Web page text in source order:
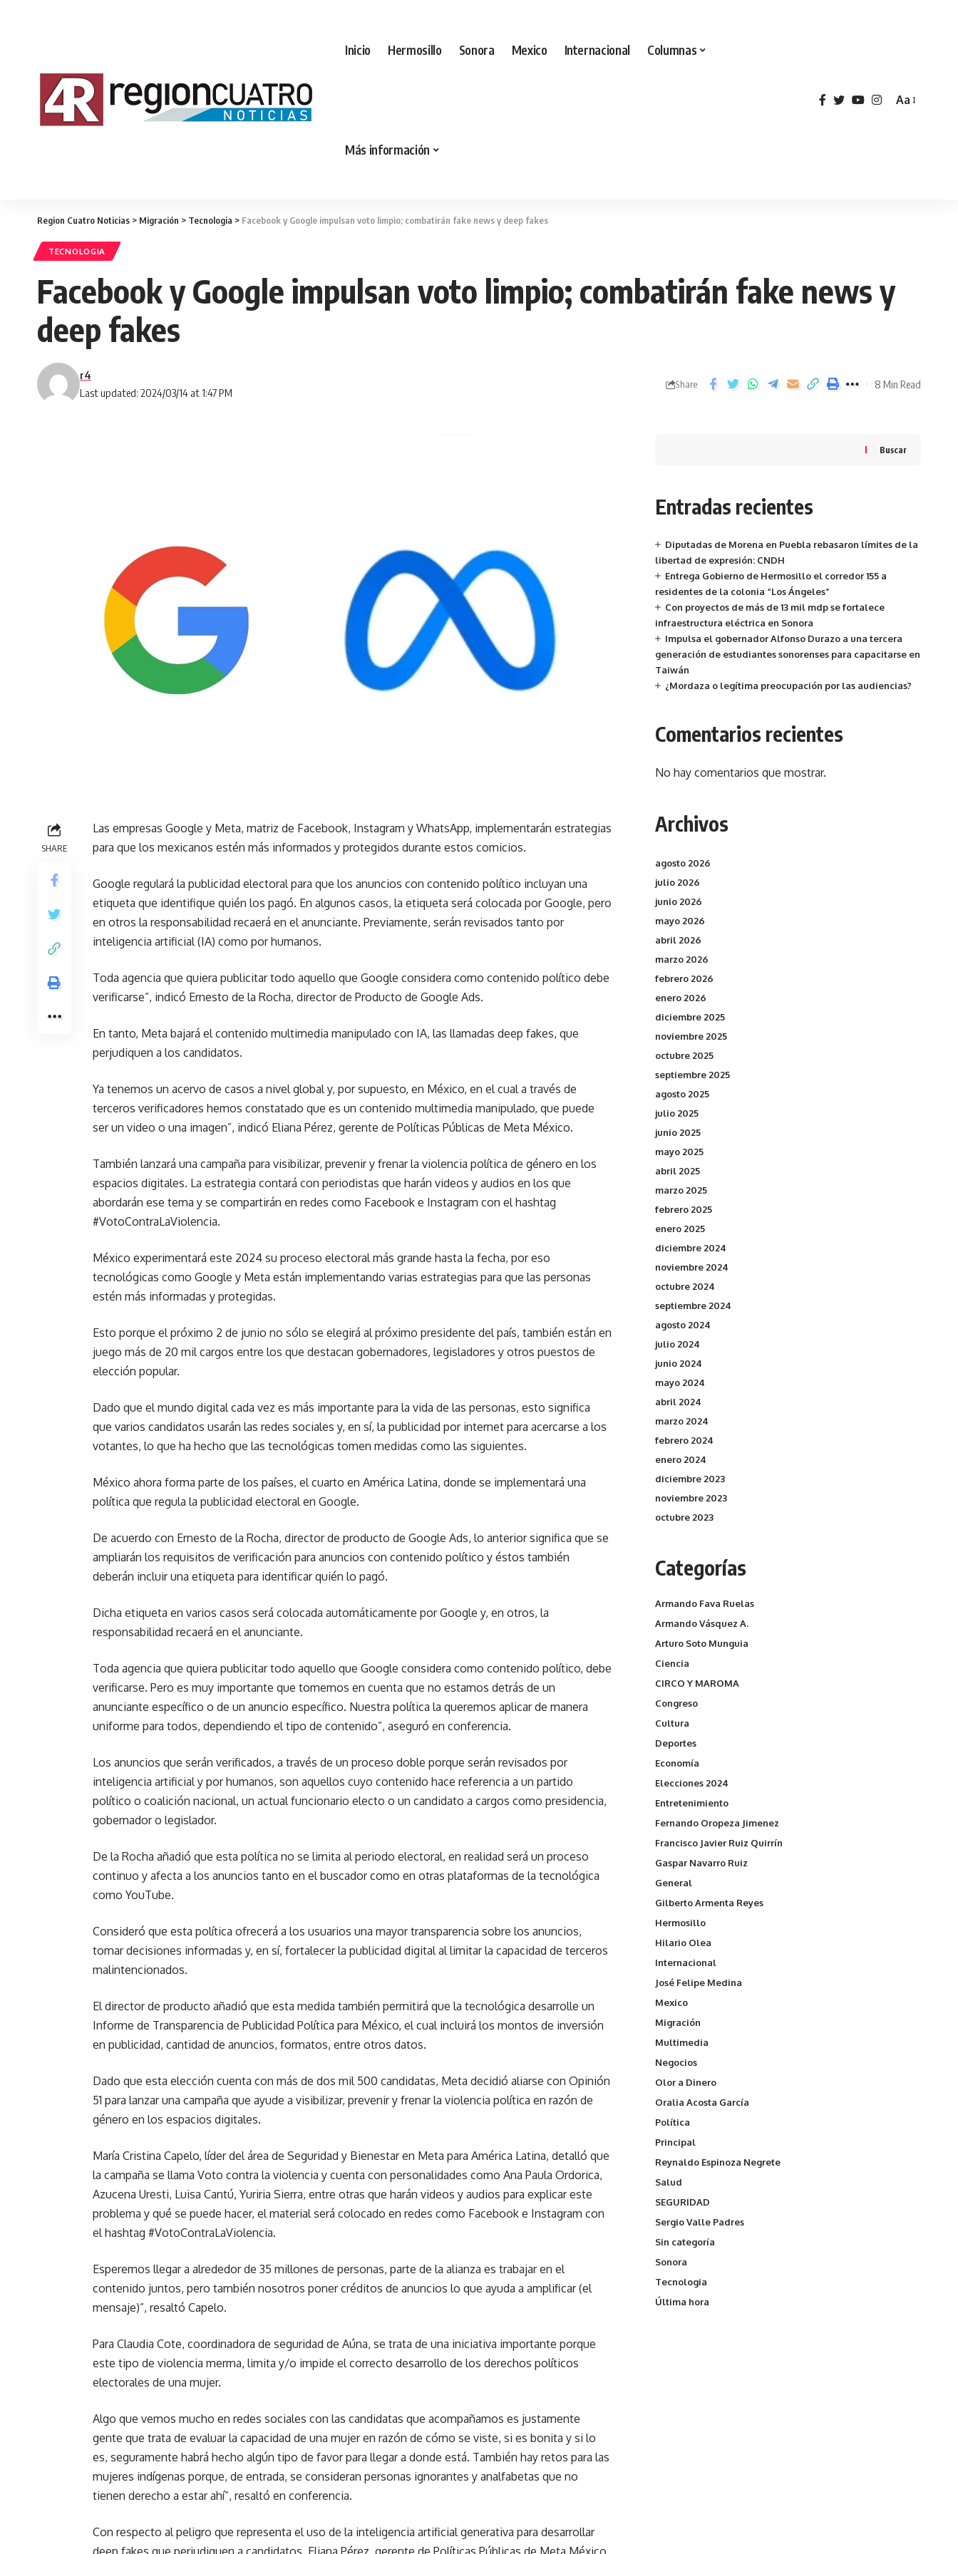
Inicio Hermosillo Sonora Mexico Internacional Columnas
Más información
Aa
Region Cuatro Noticias > Migración > Tecnologia > Facebook y Google impulsan voto limpio; combatirán fake news y deep fakes
TECNOLOGIA
Facebook y Google impulsan voto limpio; combatirán fake news y
deep fakes
Last updated: 2024/03/14 at 1:47 PM
r4
Share 8 Min Read
SHARE
Las empresas Google y Meta, matriz de Facebook, Instagram y WhatsApp, implementarán estrategias
para que los mexicanos estén más informados y protegidos durante estos comicios.
Google regulará la publicidad electoral para que los anuncios con contenido político incluyan una
etiqueta que identifique quién los pagó. En algunos casos, la etiqueta será colocada por Google, pero
en otros la responsabilidad recaerá en el anunciante. Previamente, serán revisados tanto por
inteligencia artificial (IA) como por humanos.
Toda agencia que quiera publicitar todo aquello que Google considera como contenido político debe
verificarse”, indicó Ernesto de la Rocha, director de Producto de Google Ads.
En tanto, Meta bajará el contenido multimedia manipulado con IA, las llamadas deep fakes, que
perjudiquen a los candidatos.
Ya tenemos un acervo de casos a nivel global y, por supuesto, en México, en el cual a través de
terceros verificadores hemos constatado que es un contenido multimedia manipulado, que puede
ser un video o una imagen”, indicó Eliana Pérez, gerente de Políticas Públicas de Meta México.
También lanzará una campaña para visibilizar, prevenir y frenar la violencia política de género en los
espacios digitales. La estrategia contará con periodistas que harán videos y audios en los que
abordarán ese tema y se compartirán en redes como Facebook e Instagram con el hashtag
#VotoContraLaViolencia.
México experimentará este 2024 su proceso electoral más grande hasta la fecha, por eso
tecnológicas como Google y Meta están implementando varias estrategias para que las personas
estén más informadas y protegidas.
Esto porque el próximo 2 de junio no sólo se elegirá al próximo presidente del país, también están en
juego más de 20 mil cargos entre los que destacan gobernadores, legisladores y otros puestos de
elección popular.
Dado que el mundo digital cada vez es más importante para la vida de las personas, esto significa
que varios candidatos usarán las redes sociales y, en sí, la publicidad por internet para acercarse a los
votantes, lo que ha hecho que las tecnológicas tomen medidas como las siguientes.
México ahora forma parte de los países, el cuarto en América Latina, donde se implementará una
política que regula la publicidad electoral en Google.
De acuerdo con Ernesto de la Rocha, director de producto de Google Ads, lo anterior significa que se
ampliarán los requisitos de verificación para anuncios con contenido político y éstos también
deberán incluir una etiqueta para identificar quién lo pagó.
Dicha etiqueta en varios casos será colocada automáticamente por Google y, en otros, la
responsabilidad recaerá en el anunciante.
Toda agencia que quiera publicitar todo aquello que Google considera como contenido político, debe
verificarse. Pero es muy importante que tomemos en cuenta que no estamos detrás de un
anunciante específico o de un anuncio específico. Nuestra política la queremos aplicar de manera
uniforme para todos, dependiendo el tipo de contenido”, aseguró en conferencia.
Los anuncios que serán verificados, a través de un proceso doble porque serán revisados por
inteligencia artificial y por humanos, son aquellos cuyo contenido hace referencia a un partido
político o coalición nacional, un actual funcionario electo o un candidato a cargos como presidencia,
gobernador o legislador.
De la Rocha añadió que esta política no se limita al periodo electoral, en realidad será un proceso
continuo y afecta a los anuncios tanto en el buscador como en otras plataformas de la tecnológica
como YouTube.
Consideró que esta política ofrecerá a los usuarios una mayor transparencia sobre los anuncios,
tomar decisiones informadas y, en sí, fortalecer la publicidad digital al limitar la capacidad de terceros
malintencionados.
El director de producto añadió que esta medida también permitirá que la tecnológica desarrolle un
Informe de Transparencia de Publicidad Política para México, el cual incluirá los montos de inversión
en publicidad, cantidad de anuncios, formatos, entre otros datos.
Dado que esta elección cuenta con más de dos mil 500 candidatas, Meta decidió aliarse con Opinión
51 para lanzar una campaña que ayude a visibilizar, prevenir y frenar la violencia política en razón de
género en los espacios digitales.
María Cristina Capelo, líder del área de Seguridad y Bienestar en Meta para América Latina, detalló que
la campaña se llama Voto contra la violencia y cuenta con personalidades como Ana Paula Ordorica,
Azucena Uresti, Luisa Cantú, Yuriria Sierra, entre otras que harán videos y audios para explicar este
problema y qué se puede hacer, el material será colocado en redes como Facebook e Instagram con
el hashtag #VotoContraLaViolencia.
Esperemos llegar a alrededor de 35 millones de personas, parte de la alianza es trabajar en el
contenido juntos, pero también nosotros poner créditos de anuncios lo que ayuda a amplificar (el
mensaje)”, resaltó Capelo.
Para Claudia Cote, coordinadora de seguridad de Aúna, se trata de una iniciativa importante porque
este tipo de violencia merma, limita y/o impide el correcto desarrollo de los derechos políticos
electorales de una mujer.
Algo que vemos mucho en redes sociales con las candidatas que acompañamos es justamente
gente que trata de evaluar la capacidad de una mujer en razón de cómo se viste, si es bonita y si lo
es, seguramente habrá hecho algún tipo de favor para llegar a donde está. También hay retos para las
mujeres indígenas porque, de entrada, se consideran personas ignorantes y analfabetas que no
tienen derecho a estar ahí”, resaltó en conferencia.
Con respecto al peligro que representa el uso de la inteligencia artificial generativa para desarrollar
deep fakes que perjudiquen a candidatos, Eliana Pérez, gerente de Políticas Públicas de Meta México,
Buscar
Entradas recientes
Diputadas de Morena en Puebla rebasaron límites de la
libertad de expresión: CNDH
Entrega Gobierno de Hermosillo el corredor 155 a
residentes de la colonia “Los Ángeles”
Con proyectos de más de 13 mil mdp se fortalece
infraestructura eléctrica en Sonora
Impulsa el gobernador Alfonso Durazo a una tercera
generación de estudiantes sonorenses para capacitarse en
Taiwán
¿Mordaza o legítima preocupación por las audiencias?
Comentarios recientes
No hay comentarios que mostrar.
Archivos
agosto 2026
julio 2026
junio 2026
mayo 2026
abril 2026
marzo 2026
febrero 2026
enero 2026
diciembre 2025
noviembre 2025
octubre 2025
septiembre 2025
agosto 2025
julio 2025
junio 2025
mayo 2025
abril 2025
marzo 2025
febrero 2025
enero 2025
diciembre 2024
noviembre 2024
octubre 2024
septiembre 2024
agosto 2024
julio 2024
junio 2024
mayo 2024
abril 2024
marzo 2024
febrero 2024
enero 2024
diciembre 2023
noviembre 2023
octubre 2023
Categorías
Armando Fava Ruelas
Armando Vásquez A.
Arturo Soto Munguia
Ciencia
CIRCO Y MAROMA
Congreso
Cultura
Deportes
Economía
Elecciones 2024
Entretenimiento
Fernando Oropeza Jimenez
Francisco Javier Ruiz Quirrín
Gaspar Navarro Ruiz
General
Gilberto Armenta Reyes
Hermosillo
Hilario Olea
Internacional
José Felipe Medina
Mexico
Migración
Multimedia
Negocios
Olor a Dinero
Oralia Acosta García
Política
Principal
Reynaldo Espinoza Negrete
Salud
SEGURIDAD
Sergio Valle Padres
Sin categoría
Sonora
Tecnologia
Última hora